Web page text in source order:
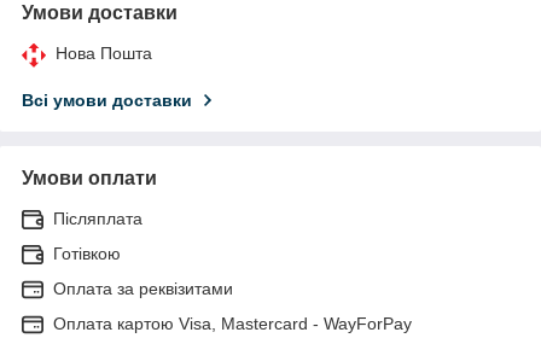
Умови доставки
Нова Пошта
Всі умови доставки
Умови оплати
Післяплата
Готівкою
Оплата за реквізитами
Оплата картою Visa, Mastercard - WayForPay